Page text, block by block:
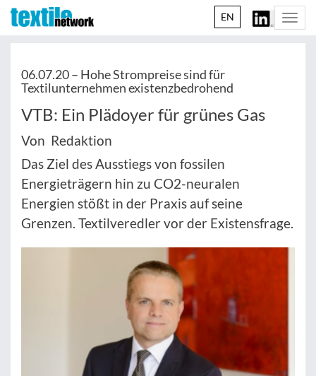
EN
06.07.20 – Hohe Strompreise sind für
Textilunternehmen existenzbedrohend
VTB: Ein Plädoyer für grünes Gas
Von Redaktion
Das Ziel des Ausstiegs von fossilen
Energieträgern hin zu CO2-neuralen
Energien stößt in der Praxis auf seine
Grenzen. Textilveredler vor der Existensfrage.